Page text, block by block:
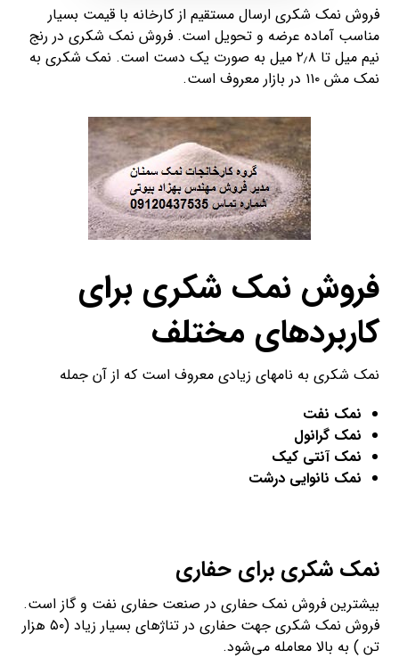
فروش نمک شکری ارسال مستقیم از کارخانه با قیمت بسیار
مناسب آماده عرضه و تحویل است. فروش نمک شکری در رنج
نیم میل تا ۲٫۸ میل به صورت یک دست است. نمک شکری به
نمک مش ۱۱۰ در بازار معروف است.
فروش نمک شکری برای
کاربردهای مختلف
نمک شکری به نامهای زیادی معروف است که از آن جمله
نمک نفت
نمک گرانول
نمک آنتی کیک
نمک نانوایی درشت
نمک شکری برای حفاری
بیشترین فروش نمک حفاری در صنعت حفاری نفت و گاز است.
فروش نمک شکری جهت حفاری در تناژهای بسیار زیاد (۵۰ هزار
تن ) به بالا معامله می‌شود.